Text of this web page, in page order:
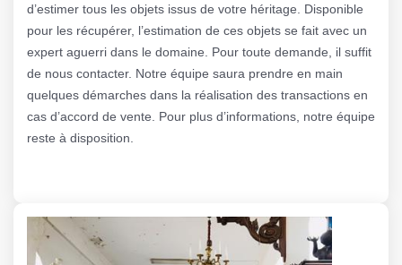
d’estimer tous les objets issus de votre héritage. Disponible
pour les récupérer, l’estimation de ces objets se fait avec un
expert aguerri dans le domaine. Pour toute demande, il suffit
de nous contacter. Notre équipe saura prendre en main
quelques démarches dans la réalisation des transactions en
cas d’accord de vente. Pour plus d’informations, notre équipe
reste à disposition.